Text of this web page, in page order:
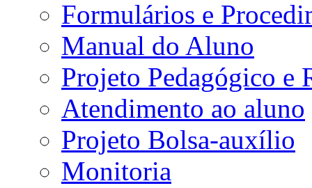
Formulários e
Manual do Aluno
Projeto Pedagógico e
Atendimento ao aluno
Projeto Bolsa-auxílio
Monitoria